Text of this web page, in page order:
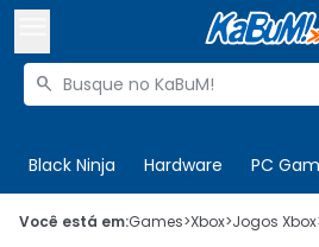
Buscar produtos

Black Ninja Hardware PC
 Olá. Acesse sua conta
Você está em:Games>Xbox>Jogos Xbox